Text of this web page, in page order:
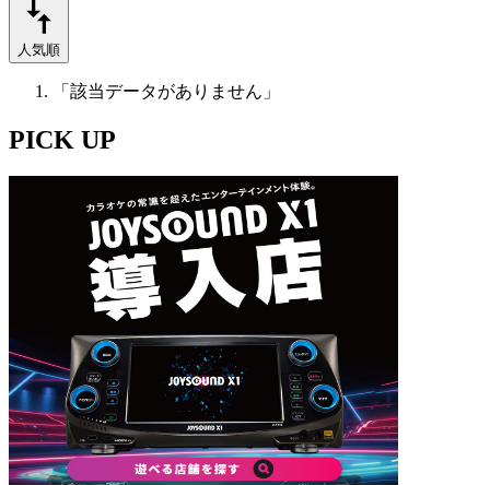
人気順
「該当データがありません」
PICK UP